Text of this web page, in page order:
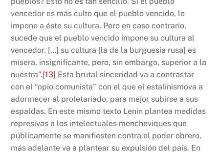
vencedor es más culto que el pueblo vencido, le
impone a éste su cultura. Pero en caso contrario,
sucede que el pueblo vencido impone su cultura al
vencedor. […] su cultura [la de la burguesía rusa] es
mísera, insignificante, pero, sin embargo, superior a la
nuestra”.[13] Esta brutal sinceridad va a contrastar
con el “opio comunista” con el que el estalinismova a
adormecer al proletariado, para mejor subirse a sus
espaldas. En este mismo texto Lenin plantea medidas
represivas a los intelectuales mencheviques que
públicamente se manifiesten contra el poder obrero,
más adelante va a plantear su expulsión del país. En